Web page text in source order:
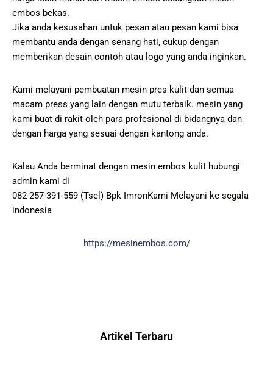
embos bekas.
Jika anda kesusahan untuk pesan atau pesan kami bisa
membantu anda dengan senang hati, cukup dengan
memberikan desain contoh atau logo yang anda inginkan.
Kami melayani pembuatan mesin pres kulit dan semua
macam press yang lain dengan mutu terbaik. mesin yang
kami buat di rakit oleh para profesional di bidangnya dan
dengan harga yang sesuai dengan kantong anda.
Kalau Anda berminat dengan mesin embos kulit hubungi
admin kami di
082-257-391-559 (Tsel) Bpk ImronKami Melayani ke segala
indonesia
https://mesinembos.com/
Artikel Terbaru